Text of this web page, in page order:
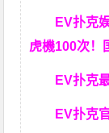
EV扑克
虎機100次！
EV扑克
EV扑克